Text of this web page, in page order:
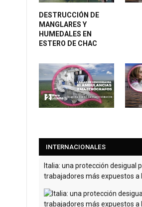
DESTRUCCIÓN DE
MANGLARES Y
HUMEDALES EN
ESTERO DE CHAC
INTERNACIONALES
Italia: una protección desigual
trabajadores más expuestos a